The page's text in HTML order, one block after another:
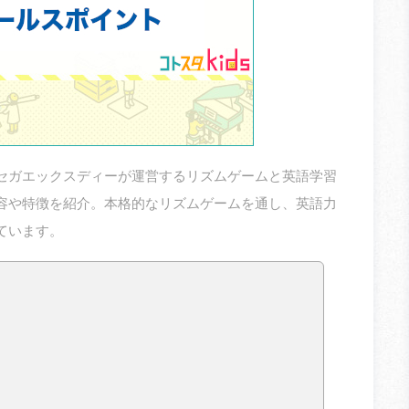
エックスディーが運営するリズムゲームと英語学習
特徴を紹介。本格的なリズムゲームを通し、英語力
ます。